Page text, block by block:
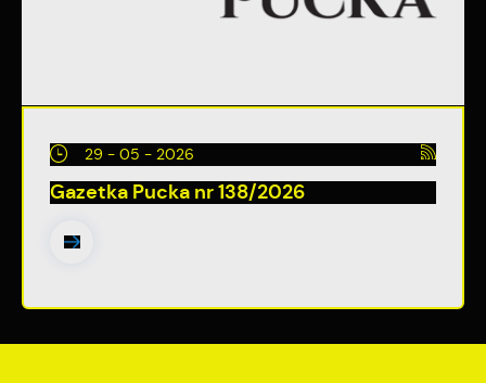
29 - 05 - 2026
Gazetka Pucka nr 138/2026